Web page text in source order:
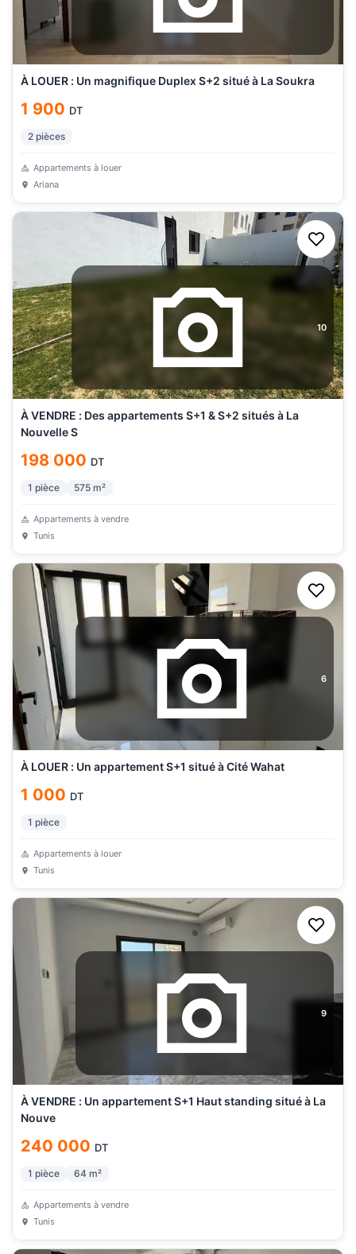
À LOUER : Un magnifique Duplex S+2 situé à La Soukra
1 900 DT
2 pièces
Appartements à louer
Ariana
10
À VENDRE : Des appartements S+1 & S+2 situés à La
Nouvelle S
198 000 DT
1 pièce 575 m²
Appartements à vendre
Tunis
6
À LOUER : Un appartement S+1 situé à Cité Wahat
1 000 DT
1 pièce
Appartements à louer
Tunis
9
À VENDRE : Un appartement S+1 Haut standing situé à La
Nouve
240 000 DT
1 pièce 64 m²
Appartements à vendre
Tunis